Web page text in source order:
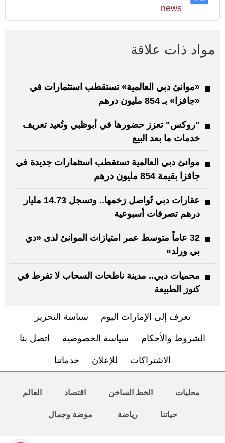
news
مواد ذات علاقة
«موانئ دبي العالمية» تستقطب استثمارات في
«جافزا» بـ 854 مليون درهم
"روكس" تعزز حضورها في أبوظبي وتُعيد تعريف
خدمات ما بعد البيع
موانئ دبي العالمية تستقطب استثمارات جديدة في
جافزا بقيمة 854 مليون درهم
عقارات دبي تُواصل زخمها.. وتسجل 14.73 مليار
درهم تصرفات أسبوعية
32 عاماً متوسط عمر امتيازات الموانئ لدى «دي
بي ورلد»
محميات دبي.. مدينة ناطحات السحاب لا تفرط في
كنوز الطبيعة
تعرف إلى الإمارات اليوم سياسة التحرير
الشروط والأحكام سياسة الخصوصية اتصل بنا
الاشتراكات للإعلان خدماتنا
محليات الخط الساخن اقتصاد العالم
حياتنا رياضة موضة وجمال